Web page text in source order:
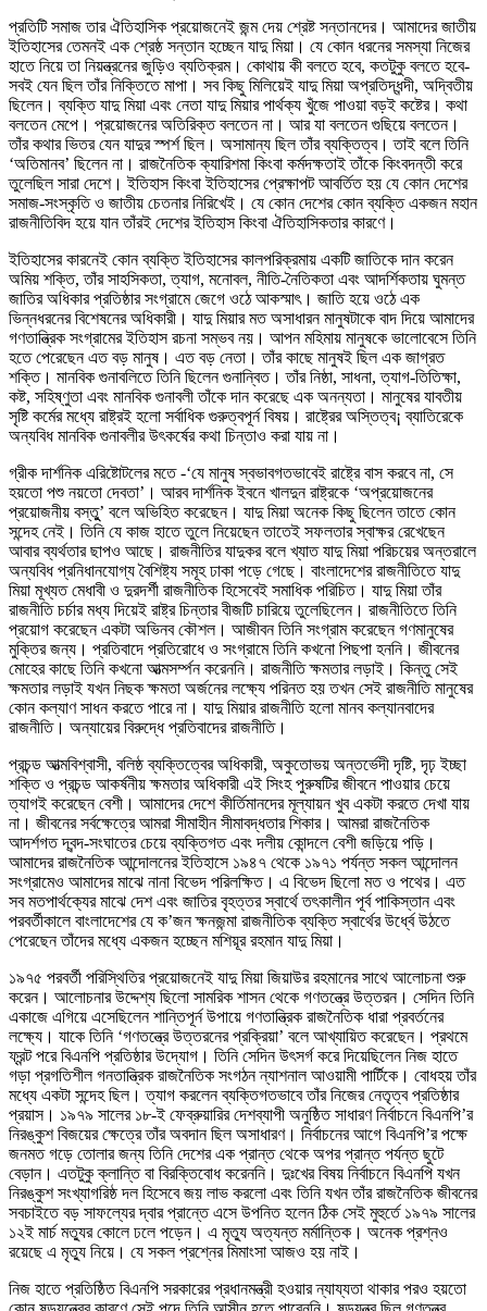
প্রতিটি সমাজ তার ঐতিহাসিক প্রয়োজনেই জন্ম দেয় শ্রেষ্ট সন্তানদের। আমাদের জাতীয়
ইতিহাসের তেমনই এক শ্রেষ্ঠ সন্তান হচ্ছেন যাদু মিয়া। যে কোন ধরনের সমস্যা নিজের
হাতে নিয়ে তা নিয়ন্ত্রনের জুড়িও ব্যতিক্রম। কোথায় কী বলতে হবে, কতটুকু বলতে হবে-
সবই যেন ছিল তাঁর নিক্তিতে মাপা। সব কিছু মিলিয়েই যাদু মিয়া অপ্রতিদ্ধন্দী, অদ্বিতীয়
ছিলেন। ব্যক্তি যাদু মিয়া এবং নেতা যাদু মিয়ার পার্থক্য খুঁজে পাওয়া বড়ই কষ্টের। কথা
বলতেন মেপে। প্রয়োজনের অতিরিক্ত বলতেন না। আর যা বলতেন গুছিয়ে বলতেন।
তাঁর কথার ভিতর যেন যাদুর স্পর্শ ছিল। অসামান্য ছিল তাঁর ব্যক্তিত্ব। তাই বলে তিনি
‘অতিমানব’ ছিলেন না। রাজনৈতিক ক্যারিশমা কিংবা কর্মদক্ষতাই তাঁকে কিংবদন্তী করে
তুলেছিল সারা দেশে। ইতিহাস কিংবা ইতিহাসের প্রেক্ষাপট আবর্তিত হয় যে কোন দেশের
সমাজ-সংস্কৃতি ও জাতীয় চেতনার নিরিখেই। যে কোন দেশের কোন ব্যক্তি একজন মহান
রাজনীতিবিদ হয়ে যান তাঁরই দেশের ইতিহাস কিংবা ঐতিহাসিকতার কারণে।
ইতিহাসের কারনেই কোন ব্যক্তি ইতিহাসের কালপরিক্রমায় একটি জাতিকে দান করেন
অমিয় শক্তি, তাঁর সাহসিকতা, ত্যাগ, মনোবল, নীতি-নৈতিকতা এবং আদর্শিকতায় ঘুমন্ত
জাতির অধিকার প্রতিষ্ঠার সংগ্রামে জেগে ওঠে আকস্মাৎ। জাতি হয়ে ওঠে এক
ভিন্নধরনের বিশেষনের অধিকারী। যাদু মিয়ার মত অসাধারন মানুষটাকে বাদ দিয়ে আমাদের
গণতান্ত্রিক সংগ্রামের ইতিহাস রচনা সম্ভব নয়। আপন মহিমায় মানুষকে ভালোবেসে তিনি
হতে পেরেছেন এত বড় মানুষ। এত বড় নেতা। তাঁর কাছে মানুষই ছিল এক জাগ্রত
শক্তি। মানবিক গুনাবলিতে তিনি ছিলেন গুনান্বিত। তাঁর নিষ্ঠা, সাধনা, ত্যাগ-তিতিক্ষা,
কষ্ট, সহিষ্ণুতা এবং মানবিক গুনাবলী তাঁকে দান করেছে এক অনন্যতা। মানুষের যাবতীয়
সৃষ্টি কর্মের মধ্যে রাষ্ট্রই হলো সর্বাধিক গুরুত্বপূর্ন বিষয়। রাষ্ট্রের অস্তিত্ব¡ ব্যাতিরেকে
অন্যবিধ মানবিক গুনাবলীর উৎকর্ষের কথা চিন্তাও করা যায় না।
গ্রীক দার্শনিক এরিষ্টোটলের মতে -‘যে মানুষ স্বভাবগতভাবেই রাষ্ট্রে বাস করবে না, সে
হয়তো পশু নয়তো দেবতা’। আরব দার্শনিক ইবনে খালদুন রাষ্ট্রকে ‘অপ্রয়োজনের
প্রয়োজনীয় বস্তুু’ বলে অভিহিত করেছেন। যাদু মিয়া অনেক কিছু ছিলেন তাতে কোন
সন্দেহ নেই। তিনি যে কাজ হাতে তুলে নিয়েছেন তাতেই সফলতার স্বাক্ষর রেখেছেন
আবার ব্যর্থতার ছাপও আছে। রাজনীতির যাদুকর বলে খ্যাত যাদু মিয়া পরিচয়ের অন্তরালে
অন্যবিধ প্রনিধানযোগ্য বৈশিষ্ট্য সমূহ ঢাকা পড়ে গেছে। বাংলাদেশের রাজনীতিতে যাদু
মিয়া মূখ্যত মেধাবী ও দুরদর্শী রাজনীতিক হিসেবেই সমাধিক পরিচিত। যাদু মিয়া তাঁর
রাজনীতি চর্চার মধ্য দিয়েই রাষ্ট্র চিন্তার বীজটি চারিয়ে তুলেছিলেন। রাজনীতিতে তিনি
প্রয়োগ করেছেন একটা অভিনব কৌশল। আজীবন তিনি সংগ্রাম করেছেন গণমানুষের
মুক্তির জন্য। প্রতিবাদে প্রতিরোধে ও সংগ্রামে তিনি কখনো পিছপা হননি। জীবনের
মোহের কাছে তিনি কখনো আত্মসর্ম্পন করেননি। রাজনীতি ক্ষমতার লড়াই। কিন্তু সেই
ক্ষমতার লড়াই যখন নিছক ক্ষমতা অর্জনের লক্ষ্যে পরিনত হয় তখন সেই রাজনীতি মানুষের
কোন কল্যাণ সাধন করতে পারে না। যাদু মিয়ার রাজনীতি হলো মানব কল্যানবাদের
রাজনীতি। অন্যায়ের বিরুদ্ধে প্রতিবাদের রাজনীতি।
প্রচন্ড আত্মবিশ্বাসী, বলিষ্ঠ ব্যক্তিত্বের অধিকারী, অকুতোভয় অন্তর্ভেদী দৃষ্টি, দৃঢ় ইচ্ছা
শক্তি ও প্রচন্ড আকর্ষনীয় ক্ষমতার অধিকারী এই সিংহ পুরুষটির জীবনে পাওয়ার চেয়ে
ত্যাগই করেছেন বেশী। আমাদের দেশে কীর্তিমানদের মূল্যায়ন খুব একটা করতে দেখা যায়
না। জীবনের সর্বক্ষেত্রে আমরা সীমাহীন সীমাবদ্ধতার শিকার। আমরা রাজনৈতিক
আদর্শগত দ্বন্দ-সংঘাতের চেয়ে ব্যক্তিগত এবং দলীয় কোন্দলে বেশী জড়িয়ে পড়ি।
আমাদের রাজনৈতিক আন্দোলনের ইতিহাসে ১৯৪৭ থেকে ১৯৭১ পর্যন্ত সকল আন্দোলন
সংগ্রামেও আমাদের মাঝে নানা বিভেদ পরিলক্ষিত। এ বিভেদ ছিলো মত ও পথের। এত
সব মতপার্থক্যের মাঝে দেশ এবং জাতির বৃহত্তর স্বার্থে তৎকালীন পূর্ব পাকিস্তান এবং
পরবর্তীকালে বাংলাদেশের যে ক’জন ক্ষনজন্মা রাজনীতিক ব্যক্তি স্বার্থের উর্ধ্বে উঠতে
পেরেছেন তাঁদের মধ্যে একজন হচ্ছেন মশিয়ূর রহমান যাদু মিয়া।
১৯৭৫ পরবর্তী পরিস্থিতির প্রয়োজনেই যাদু মিয়া জিয়াউর রহমানের সাথে আলোচনা শুরু
করেন। আলোচনার উদ্দেশ্য ছিলো সামরিক শাসন থেকে গণতন্ত্রে উত্তরন। সেদিন তিনি
একাজে এগিয়ে এসেছিলেন শান্তিপূর্ন উপায়ে গণতান্ত্রিক রাজনৈতিক ধারা প্রবর্তনের
লক্ষ্যে। যাকে তিনি ‘গণতন্ত্রে উত্তরনের প্রক্রিয়া’ বলে আখ্যায়িত করেছেন। প্রথমে
ফ্রন্ট পরে বিএনপি প্রতিষ্ঠার উদ্যোগ। তিনি সেদিন উৎসর্গ করে দিয়েছিলেন নিজ হাতে
গড়া প্রগতিশীল গনতান্ত্রিক রাজনৈতিক সংগঠন ন্যাশনাল আওয়ামী পার্টিকে। বোধহয় তাঁর
মধ্যে একটা সন্দেহ ছিল। ত্যাগ করলেন ব্যক্তিগতভাবে তাঁর নিজের নেতৃত্ব প্রতিষ্ঠার
প্রয়াস। ১৯৭৯ সালের ১৮-ই ফেব্রুয়ারির দেশব্যাপী অনুষ্ঠিত সাধারণ নির্বাচনে বিএনপি’র
নিরঙ্কুশ বিজয়ের ক্ষেত্রে তাঁর অবদান ছিল অসাধারণ। নির্বাচনের আগে বিএনপি’র পক্ষে
জনমত গড়ে তোলার জন্য তিনি দেশের এক প্রান্ত থেকে অপর প্রান্ত পর্যন্ত ছুটে
বেড়ান। এতটুকু ক্লান্তি বা বিরক্তিবোধ করেননি। দুঃখের বিষয় নির্বাচনে বিএনপি যখন
নিরঙ্কুশ সংখ্যাগরিষ্ঠ দল হিসেবে জয় লাভ করলো এবং তিনি যখন তাঁর রাজনৈতিক জীবনের
সবচাইতে বড় সাফল্যের দ্বার প্রান্তে এসে উপনিত হলেন ঠিক সেই মুহুর্তে ১৯৭৯ সালের
১২ই মার্চ মত্যুর কোলে ঢলে পড়েন। এ মৃত্যু অত্যন্ত মর্মান্তিক। অনেক প্রশ্নও
রয়েছে এ মৃত্যু নিয়ে। যে সকল প্রশ্নের মিমাংসা আজও হয় নাই।
নিজ হাতে প্রতিষ্ঠিত বিএনপি সরকারের প্রধানমন্ত্রী হওয়ার ন্যায্যতা থাকার পরও হয়তো